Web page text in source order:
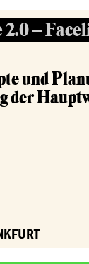
2.0 –
und
der